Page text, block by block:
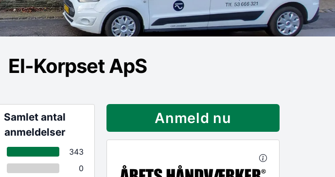
El-Korpset ApS
Samlet antal
anmeldelser
343
0
Anmeld nu